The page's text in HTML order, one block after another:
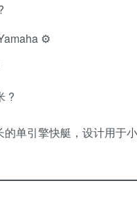
⚙️
?
单引擎快艇，设计用于